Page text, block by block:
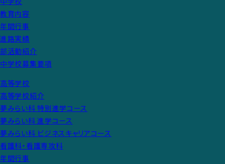
教育内容
年間行事
進路実績
部活動紹介
中学校募集要項
高等学校
高等学校紹介
夢みらい科 特別進学コース
夢みらい科 進学コース
夢みらい科 ビジネスキャリアコース
看護科・看護専攻科
年間行事